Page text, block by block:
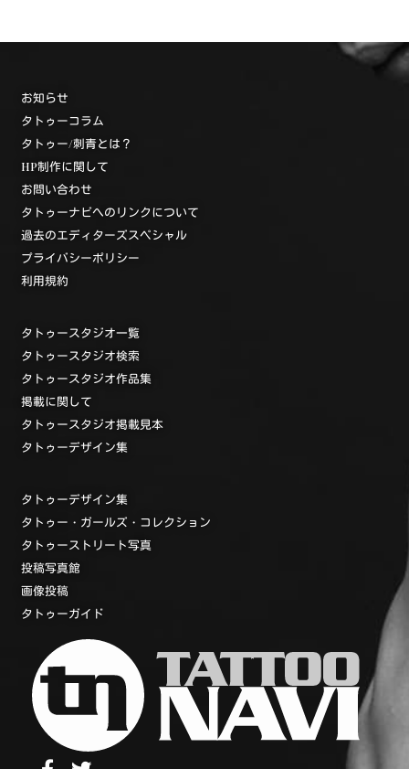
お知らせ
タトゥーコラム
タトゥー/刺青とは？
HP制作に関して
お問い合わせ
タトゥーナビへのリンクについて
過去のエディターズスペシャル
プライバシーポリシー
利用規約
タトゥースタジオ一覧
タトゥースタジオ検索
タトゥースタジオ作品集
掲載に関して
タトゥースタジオ掲載見本
タトゥーデザイン集
タトゥーデザイン集
タトゥー・ガールズ・コレクション
タトゥーストリート写真
投稿写真館
画像投稿
タトゥーガイド